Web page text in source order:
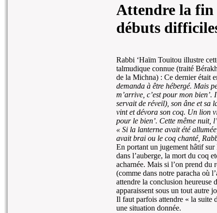
Attendre la fin
débuts
Rabbi ‘Haïm Touitou illustre
talmudique connue (traité
de la Michna) : Ce dernier était
demanda à être hébergé. Mais
m’arrive, c’est pour mon
servait de réveil), son âne et sa
vint et dévora son coq. Un lion
pour le bien’. Cette même nuit,
« Si la lanterne avait été
avait brai ou le coq chanté,
En portant un jugement hâtif sur
dans l’auberge, la mort du coq
acharnée. Mais si l’on prend du
(comme dans notre paracha où
attendre la conclusion heureuse
apparaissent sous un tout autre
Il faut parfois attendre « la suite
une situation donnée.